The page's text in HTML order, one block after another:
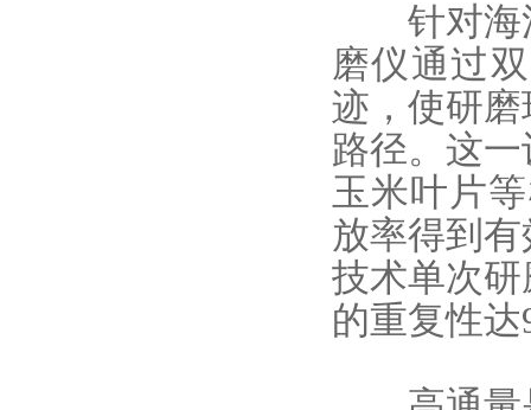
针对海洋
磨仪通过
迹，使研
路径。这
玉米叶片
放率得到
技术单次
的重复性